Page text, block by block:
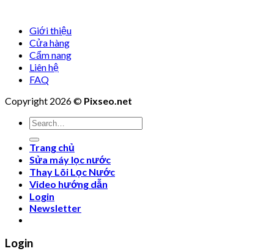
Giới thiệu
Cửa hàng
Cẩm nang
Liên hệ
FAQ
Copyright 2026 © Pixseo.net
Search
for:
Trang chủ
Sửa máy lọc nước
Thay Lõi Lọc Nước
Video hướng dẫn
Login
Newsletter
Login